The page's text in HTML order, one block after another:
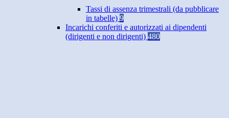
Tassi di assenza trimestrali (da pubblicare
in tabelle) 9
Incarichi conferiti e autorizzati ai dipendenti
(dirigenti e non dirigenti) 480